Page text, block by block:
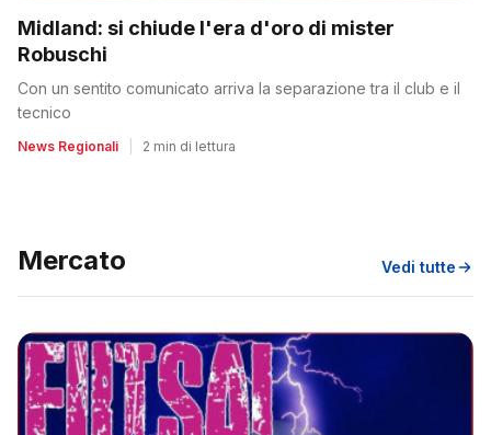
Midland: si chiude l'era d'oro di mister
Robuschi
Con un sentito comunicato arriva la separazione tra il club e il
tecnico
News Regionali 2 min di lettura
Mercato Vedi tutte